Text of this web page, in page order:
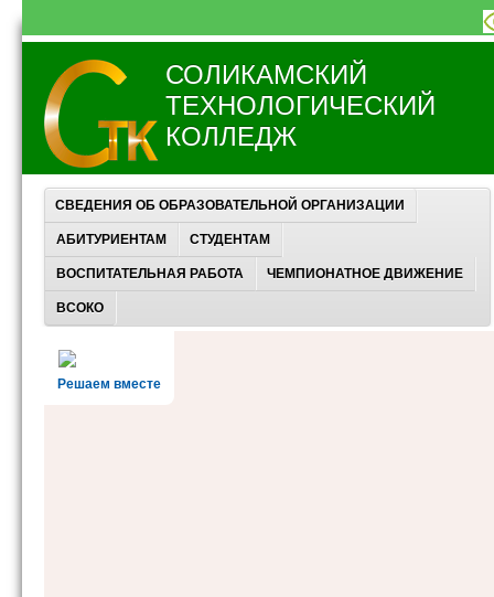
СОЛИКАМСКИЙ
ТЕХНОЛОГИЧЕСКИЙ
КОЛЛЕДЖ
СВЕДЕНИЯ ОБ ОБРАЗОВАТЕЛЬНОЙ ОРГАНИЗАЦИИ
АБИТУРИЕНТАМ СТУДЕНТАМ
ВОСПИТАТЕЛЬНАЯ РАБОТА ЧЕМПИОНАТНОЕ ДВИЖЕНИЕ
ВСОКО
Решаем вместе